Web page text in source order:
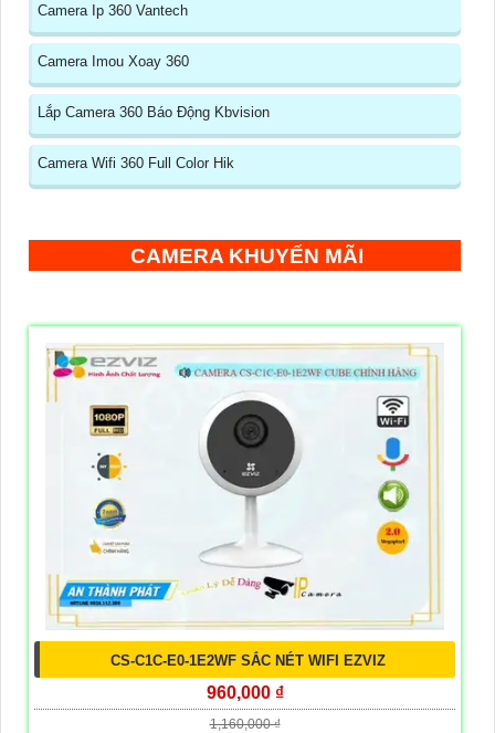
Camera Ip 360 Vantech
Camera Imou Xoay 360
Lắp Camera 360 Báo Động Kbvision
Camera Wifi 360 Full Color Hik
CAMERA KHUYẾN MÃI
CS-C1C-E0-1E2WF SẮC NÉT WIFI EZVIZ
960,000 ₫
1,160,000 ₫